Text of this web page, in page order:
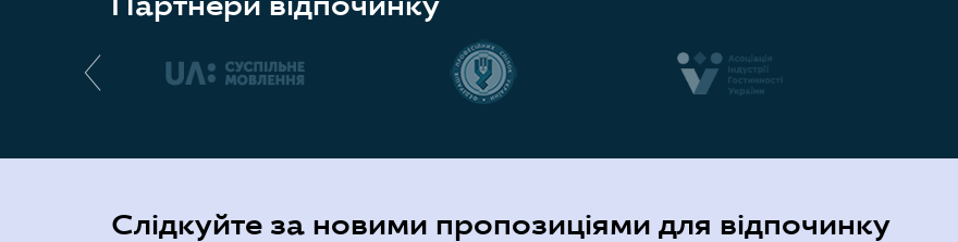
Партнери відпочинку
Слідкуйте за новими пропозиціями для відпочинку